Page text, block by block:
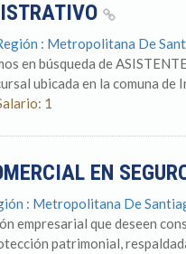
: Metropolitana De
en búsqueda de
ubicada en la comuna de
1
EN
: Metropolitana De
empresarial que deseen
patrimonial,